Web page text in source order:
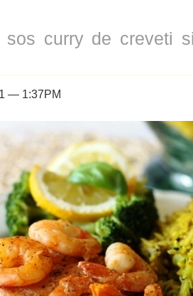
sos curry de creveti
— 1:37PM